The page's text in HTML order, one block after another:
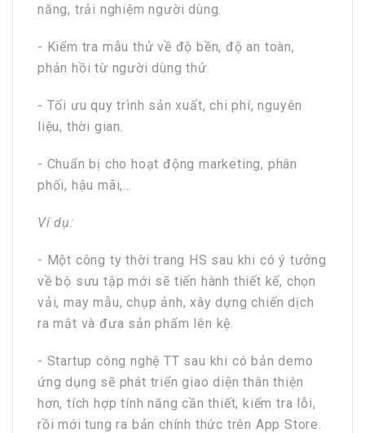
năng, trải nghiệm người dùng.
- Kiểm tra mẫu thử về độ bền, độ an toàn,
phản hồi từ người dùng thử.
- Tối ưu quy trình sản xuất, chi phí, nguyên
liệu, thời gian.
- Chuẩn bị cho hoạt động marketing, phân
phối, hậu mãi,…
Ví dụ:
- Một công ty thời trang HS sau khi có ý tưởng
về bộ sưu tập mới sẽ tiến hành thiết kế, chọn
vải, may mẫu, chụp ảnh, xây dựng chiến dịch
ra mắt và đưa sản phẩm lên kệ.
- Startup công nghệ TT sau khi có bản demo
ứng dụng sẽ phát triển giao diện thân thiện
hơn, tích hợp tính năng cần thiết, kiểm tra lỗi,
rồi mới tung ra bản chính thức trên App Store.